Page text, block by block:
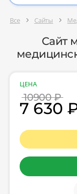
Все Сайты
Сайт
ЦЕНА
10900 ₽
7 630